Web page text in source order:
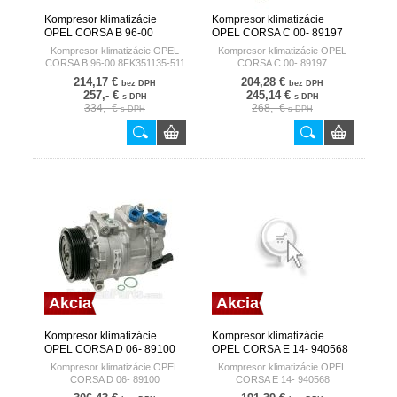
Kompresor klimatizácie
OPEL CORSA B 96-00
8FK351135-511 HELLA
GERMANY
Kompresor klimatizácie OPEL
CORSA B 96-00 8FK351135-511
214,17 € bez DPH
257,- € s DPH
334,- €s DPH
Kompresor klimatizácie
OPEL CORSA C 00- 89197
NISSENS DENMARK
Kompresor klimatizácie OPEL
CORSA C 00- 89197
204,28 € bez DPH
245,14 € s DPH
268,- €s DPH
Akcia
Kompresor klimatizácie
OPEL CORSA D 06- 89100
NISSENS DENMARK
Kompresor klimatizácie OPEL
CORSA D 06- 89100
Akcia
Kompresor klimatizácie
OPEL CORSA E 14- 940568
NISSENS DENMARK
Kompresor klimatizácie OPEL
CORSA E 14- 940568